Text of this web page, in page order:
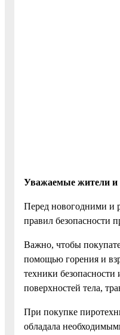
Уважаемые жители и
Перед новогодними и
правил безопасности
Важно, чтобы
помощью горения и
техники
поверхностей тела,
При покупке
обладала